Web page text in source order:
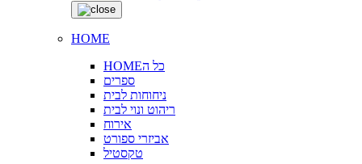
HOME
HOMEכל ה
ספרים
ניחוחות לבית
ריהוט ונוי לבית
אירוח
אביזרי ספורט
טקסטיל